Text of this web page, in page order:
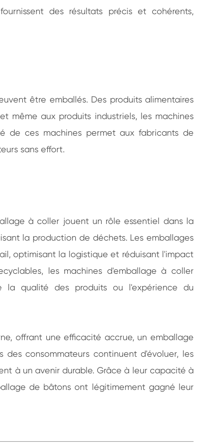
des résultats précis et cohérents,
être emballés. Des produits alimentaires
même aux produits industriels, les machines
de ces machines permet aux fabricants de
sans effort.
à coller jouent un rôle essentiel dans la
la production de déchets. Les emballages
optimisant la logistique et réduisant l'impact
les machines d'emballage à coller
la qualité des produits ou l'expérience du
offrant une efficacité accrue, un emballage
consommateurs continuent d'évoluer, les
à un avenir durable. Grâce à leur capacité à
de bâtons ont légitimement gagné leur